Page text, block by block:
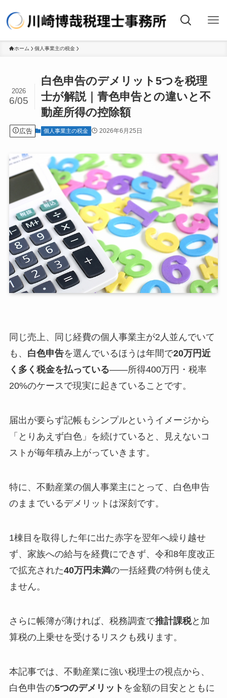
ホーム 個人事業主の税金
白色申告のデメリット5つを税理
士が解説｜青色申告との違いと不
動産所得の控除額
2026
6/05
広告 個人事業主の税金 2026年6月25日
同じ売上、同じ経費の個人事業主が2人並んでいて
も、 白色申告を選んでいるほうは年間で20万円近
く多く税金を払っている——所得400万円・税率
20%のケースで現実に起きていることです。
届出が要らず記帳もシンプルというイメージから
「とりあえず白色」を続けていると、見えないコ
ストが毎年積み上がっていきます。
特に、不動産業の個人事業主にとって、白色申告
のままでいるデメリットは深刻です。
1棟目を取得した年に出た赤字を翌年へ繰り越せ
ず、家族への給与を経費にできず、令和8年度改正
で拡充された40万円未満の一括経費の特例も使え
ません。
さらに帳簿が薄ければ、税務調査で推計課税と加
算税の上乗せを受けるリスクも残ります。
本記事では、不動産業に強い税理士の視点から、
白色申告の5つのデメリット を金額の目安とともに